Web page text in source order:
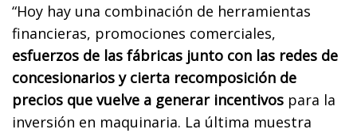
“Hoy hay una combinación de herramientas
financieras, promociones comerciales,
esfuerzos de las fábricas junto con las redes de
concesionarios y cierta recomposición de
precios que vuelve a generar incentivos para la
inversión en maquinaria. La última muestra